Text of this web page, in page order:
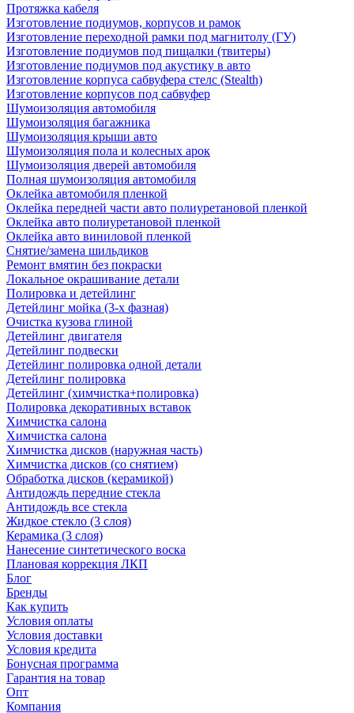
Протяжка кабеля
Изготовление подиумов, корпусов и рамок
Изготовление переходной рамки под магнитолу (ГУ)
Изготовление подиумов под пищалки (твитеры)
Изготовление подиумов под акустику в авто
Изготовление корпуса сабвуфера стелс (Stealth)
Изготовление корпусов под сабвуфер
Шумоизоляция автомобиля
Шумоизоляция багажника
Шумоизоляция крыши авто
Шумоизоляция пола и колесных арок
Шумоизоляция дверей автомобиля
Полная шумоизоляция автомобиля
Оклейка автомобиля пленкой
Оклейка передней части авто полиуретановой пленкой
Оклейка авто полиуретановой пленкой
Оклейка авто виниловой пленкой
Снятие/замена шильдиков
Ремонт вмятин без покраски
Локальное окрашивание детали
Полировка и детейлинг
Детейлинг мойка (3-х фазная)
Очистка кузова глиной
Детейлинг двигателя
Детейлинг подвески
Детейлинг полировка одной детали
Детейлинг полировка
Детейлинг (химчистка+полировка)
Полировка декоративных вставок
Химчистка салона
Химчистка салона
Химчистка дисков (наружная часть)
Химчистка дисков (со снятием)
Обработка дисков (керамикой)
Антидождь передние стекла
Антидождь все стекла
Жидкое стекло (3 слоя)
Керамика (3 слоя)
Нанесение синтетического воска
Плановая коррекция ЛКП
Блог
Бренды
Как купить
Условия оплаты
Условия доставки
Условия кредита
Бонусная программа
Гарантия на товар
Опт
Компания